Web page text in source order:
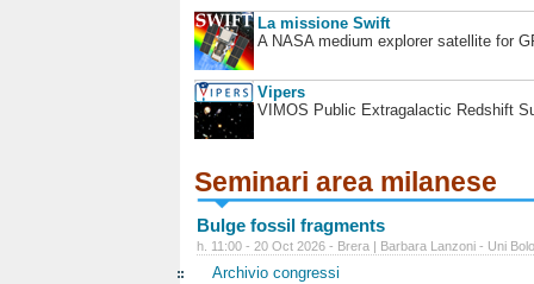
La missione Swift
A NASA medium explorer satellite for
Vipers
VIMOS Public Extragalactic Redshift
Seminari area milanese
Bulge fossil fragments
h. 11:00 - 20 Oct 2026 - Brera | Barbara Lanzoni - Uni
Archivio congressi